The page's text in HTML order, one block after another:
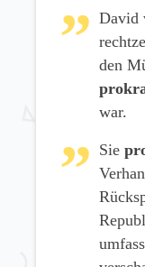
David
den
war.
Sie